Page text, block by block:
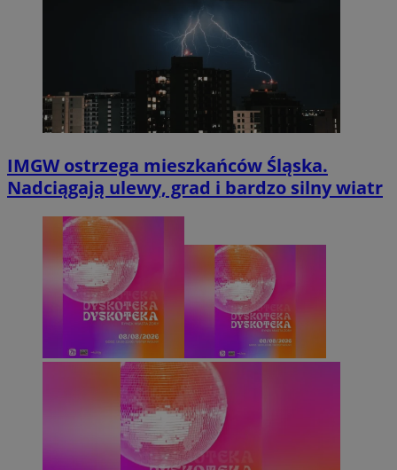
IMGW ostrzega mieszkańców Śląska.
Nadciągają ulewy, grad i bardzo silny wiatr